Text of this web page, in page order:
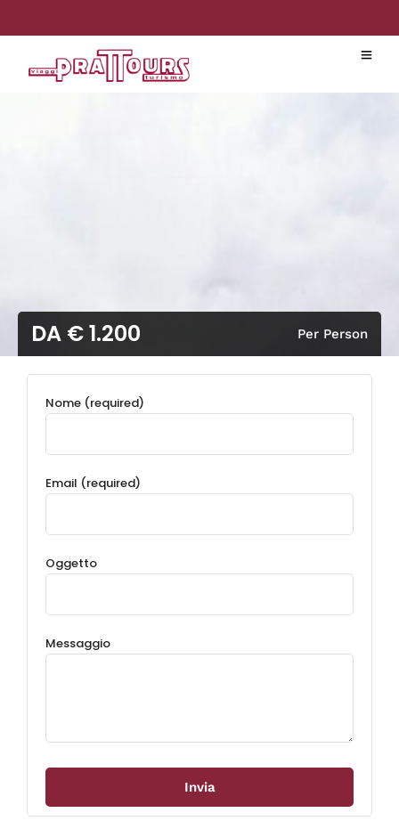
DA € 1.200 Per Person
Nome (required)
Email (required)
Oggetto
Messaggio